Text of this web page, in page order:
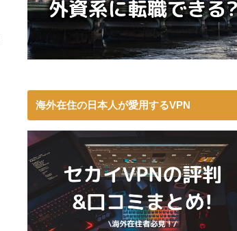
海外在住の日本人が愛用するVPN